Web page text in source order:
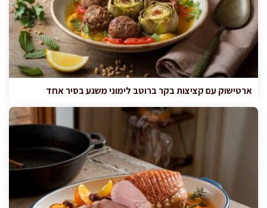
ארטישוק עם קציצות בקר ברוטב לימוני משגע בסיר אחד